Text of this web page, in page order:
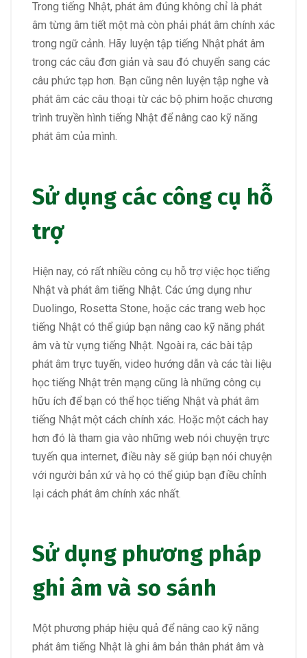
Trong tiếng Nhật, phát âm đúng không chỉ là phát
âm từng âm tiết một mà còn phải phát âm chính xác
trong ngữ cảnh. Hãy luyện tập tiếng Nhật phát âm
trong các câu đơn giản và sau đó chuyển sang các
câu phức tạp hơn. Bạn cũng nên luyện tập nghe và
phát âm các câu thoại từ các bộ phim hoặc chương
trình truyền hình tiếng Nhật để nâng cao kỹ năng
phát âm của mình.
Sử dụng các công cụ hỗ
trợ
Hiện nay, có rất nhiều công cụ hỗ trợ việc học tiếng
Nhật và phát âm tiếng Nhật. Các ứng dụng như
Duolingo, Rosetta Stone, hoặc các trang web học
tiếng Nhật có thể giúp bạn nâng cao kỹ năng phát
âm và từ vựng tiếng Nhật. Ngoài ra, các bài tập
phát âm trực tuyến, video hướng dẫn và các tài liệu
học tiếng Nhật trên mạng cũng là những công cụ
hữu ích để bạn có thể học tiếng Nhật và phát âm
tiếng Nhật một cách chính xác. Hoặc một cách hay
hơn đó là tham gia vào những web nói chuyện trực
tuyến qua internet, điều này sẽ giúp bạn nói chuyện
với người bản xứ và họ có thể giúp bạn điều chỉnh
lại cách phát âm chính xác nhất.
Sử dụng phương pháp
ghi âm và so sánh
Một phương pháp hiệu quả để nâng cao kỹ năng
phát âm tiếng Nhật là ghi âm bản thân phát âm và